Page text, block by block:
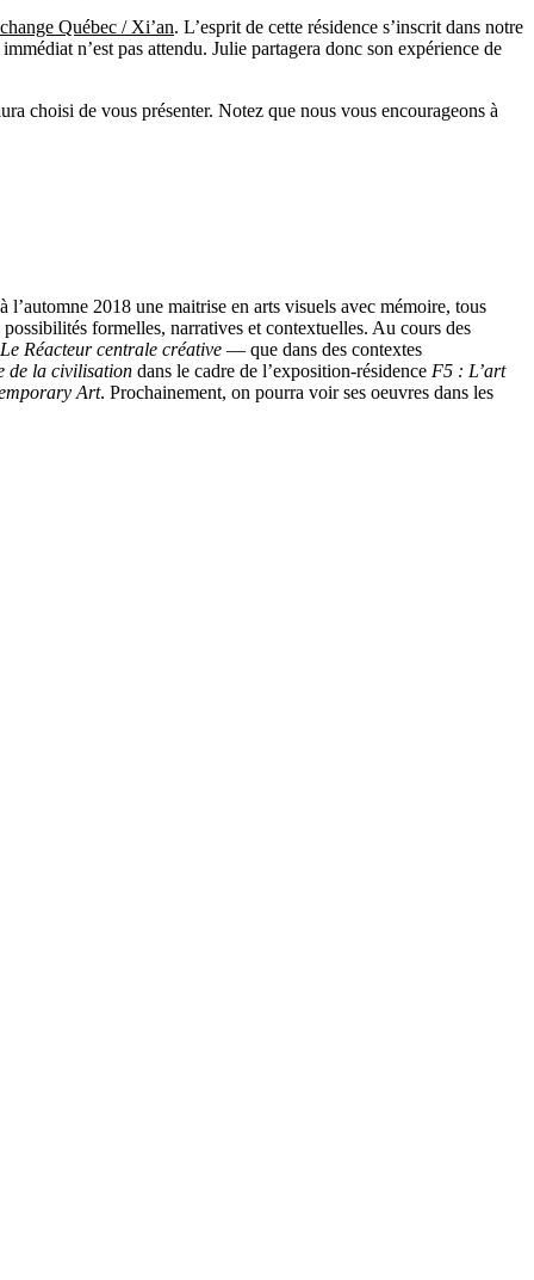
Québec / Xi’an. L’esprit de cette résidence s’inscrit dans notre
n’est pas attendu. Julie partagera donc son expérience de
choisi de vous présenter. Notez que nous vous encourageons à
2018 une maitrise en arts visuels avec mémoire, tous
formelles, narratives et contextuelles. Au cours des
Réacteur centrale créative — que dans des contextes
de la civilisation dans le cadre de l’exposition-résidence F5 : L’art
Art. Prochainement, on pourra voir ses oeuvres dans les